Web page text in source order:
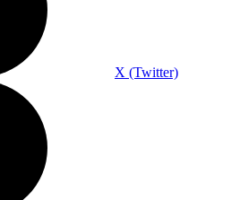
X (Twitter)